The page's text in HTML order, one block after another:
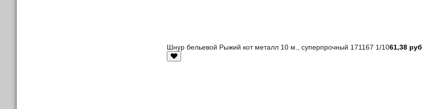
Шнур бельевой Рыжий кот металл 10 м., суперпрочный 171167 1/1061,38 руб